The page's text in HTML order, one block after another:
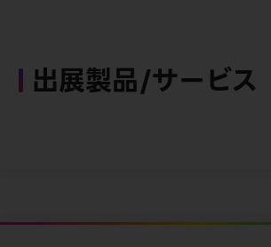
出展製品/サービス